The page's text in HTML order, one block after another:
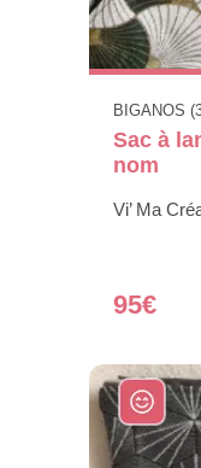
BIGANOS
Sac à
nom
Vi’ Ma
95€